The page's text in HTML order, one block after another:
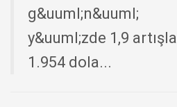
g&uuml;n&uuml;
y&uuml;zde 1,9 artışla
1.954 dola...